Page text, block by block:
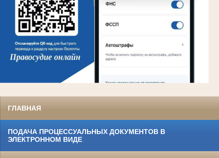
ГЛАВНАЯ
ПОДАЧА ПРОЦЕССУАЛЬНЫХ ДОКУМЕНТОВ В
ЭЛЕКТРОННОМ ВИДЕ